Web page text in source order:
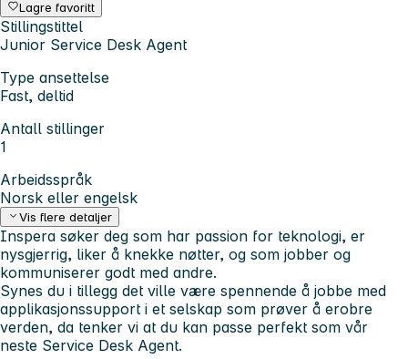
Lagre favoritt
Stillingstittel
Junior Service Desk Agent
Type ansettelse
Fast, deltid
Antall stillinger
1
Arbeidsspråk
Norsk eller engelsk
Vis flere detaljer
Inspera søker deg som har passion for teknologi, er
nysgjerrig, liker å knekke nøtter, og som jobber og
kommuniserer godt med andre.
Synes du i tillegg det ville være spennende å jobbe med
applikasjonssupport i et selskap som prøver å erobre
verden, da tenker vi at du kan passe perfekt som vår
neste Service Desk Agent.